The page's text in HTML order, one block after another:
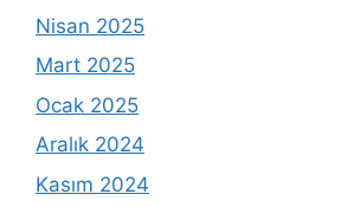
Nisan 2025
Mart 2025
Ocak 2025
Aralık 2024
Kasım 2024